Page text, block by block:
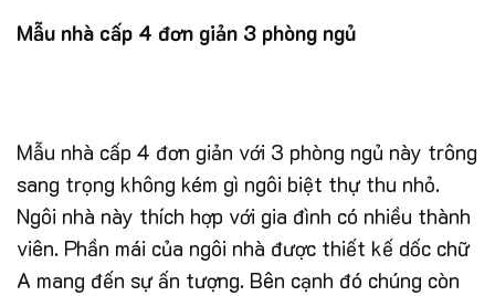
Mẫu nhà cấp 4 đơn giản 3 phòng ngủ
Mẫu nhà cấp 4 đơn giản với 3 phòng ngủ này trông
sang trọng không kém gì ngôi biệt thự thu nhỏ.
Ngôi nhà này thích hợp với gia đình có nhiều thành
viên. Phần mái của ngôi nhà được thiết kế dốc chữ
A mang đến sự ấn tượng. Bên cạnh đó chúng còn